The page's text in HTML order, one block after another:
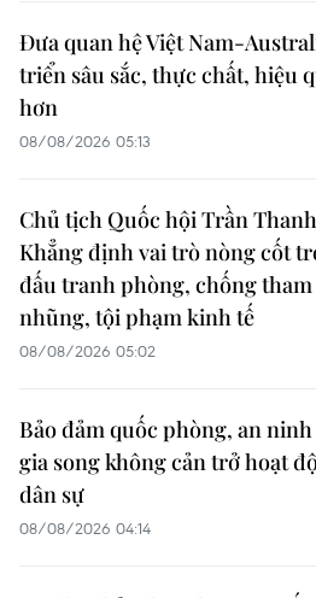
Đưa quan hệ Việt Nam-
triển sâu sắc, thực chất, hiệu
hơn
08/08/2026 05:13
Chủ tịch Quốc hội Trần
Khẳng định vai trò nòng cốt
đấu tranh phòng, chống tham
nhũng, tội phạm kinh tế
08/08/2026 05:02
Bảo đảm quốc phòng, an
gia song không cản trở hoạt
dân sự
08/08/2026 04:14